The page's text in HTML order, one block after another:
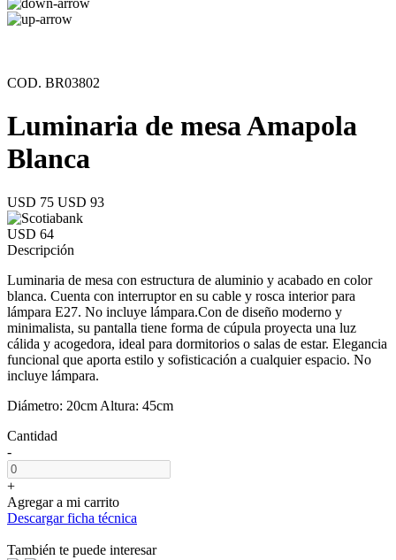
COD. BR03802
Luminaria de mesa Amapola
Blanca
USD 75 USD 93
USD 64
Descripción
Luminaria de mesa con estructura de aluminio y acabado en color
blanca. Cuenta con interruptor en su cable y rosca interior para
lámpara E27. No incluye lámpara.Con de diseño moderno y
minimalista, su pantalla tiene forma de cúpula proyecta una luz
cálida y acogedora, ideal para dormitorios o salas de estar. Elegancia
funcional que aporta estilo y sofisticación a cualquier espacio. No
incluye lámpara.
Diámetro: 20cm Altura: 45cm
Cantidad
-
+
Agregar a mi carrito
Descargar ficha técnica
También te puede interesar